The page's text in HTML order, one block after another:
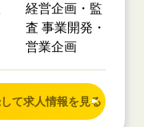
経営企画・監
査 事業開発・
営業企画
て求人情報を見る